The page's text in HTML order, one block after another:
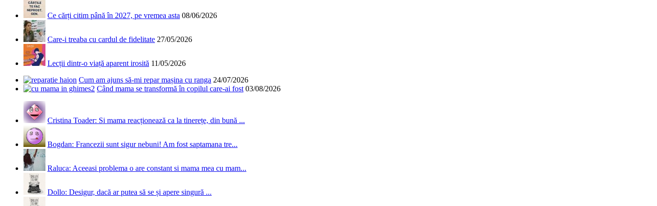
Ce cărți citim până în 2027, pe vremea asta 08/06/2026
Care-i treaba cu cardul de fidelitate 27/05/2026
Lecții dintr-o viață aparent irosită 11/05/2026
Cum am ajuns să-mi repar mașina cu ranga 24/07/2026
Când mama se transformă în copilul care-ai fost 03/08/2026
Cristina Toader: Si mama reacționează ca la tinerețe, din bună ...
Bogdan: Francezii sunt sigur nebuni! Am fost saptamana tre...
Raluca: Aceeasi problema o are constant si mama mea cu mam...
Dollo: Desigur, dacă ar putea să se și apere singură ...